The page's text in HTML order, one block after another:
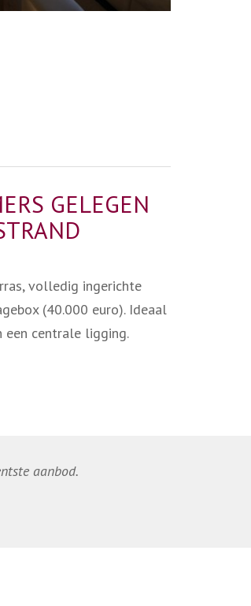
GELEGEN
volledig ingerichte
(40.000 euro). Ideaal
centrale ligging.
aanbod.